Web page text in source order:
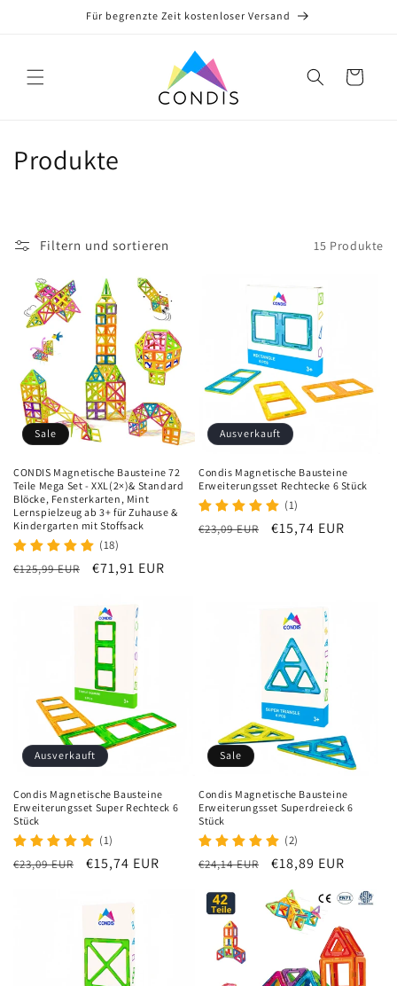
Für begrenzte Zeit kostenloser Versand
Warenkorb
K
e
o
e
:
Produkte
Filtern und sortieren 15 Produkte
Sale
CONDIS Magnetische Bausteine 72
Teile Mega Set - XXL(2×)& Standard
Blöcke, Fensterkarten, Mint
Lernspielzeug ab 3+ für Zuhause &
Kindergarten mit Stoffsack
(18)
Normaler
€125,99 EUR Verkaufspreis
€71,91 EUR
Ausverkauft
Condis Magnetische Bausteine
Erweiterungsset Rechtecke 6 Stück
(1)
Normaler
€23,09 EUR Verkaufspreis
€15,74 EUR
Ausverkauft
Condis Magnetische Bausteine
Erweiterungsset Super Rechteck 6
Stück
(1)
Normaler
€23,09 EUR Verkaufspreis
€15,74 EUR
Sale
Condis Magnetische Bausteine
Erweiterungsset Superdreieck 6
Stück
(2)
Normaler
€24,14 EUR Verkaufspreis
€18,89 EUR